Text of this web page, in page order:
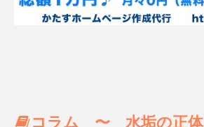
コラム 〜 水垢の正体